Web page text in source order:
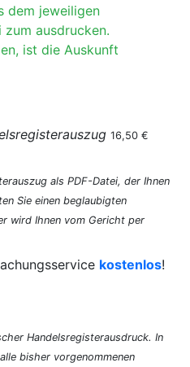
dem jeweiligen
ausdrucken.
ist die Auskunft
16,50 €
als PDF-Datei, der Ihnen
Sie einen beglaubigten
wird Ihnen vom Gericht per
kostenlos!
Handelsregisterausdruck. In
bisher vorgenommenen